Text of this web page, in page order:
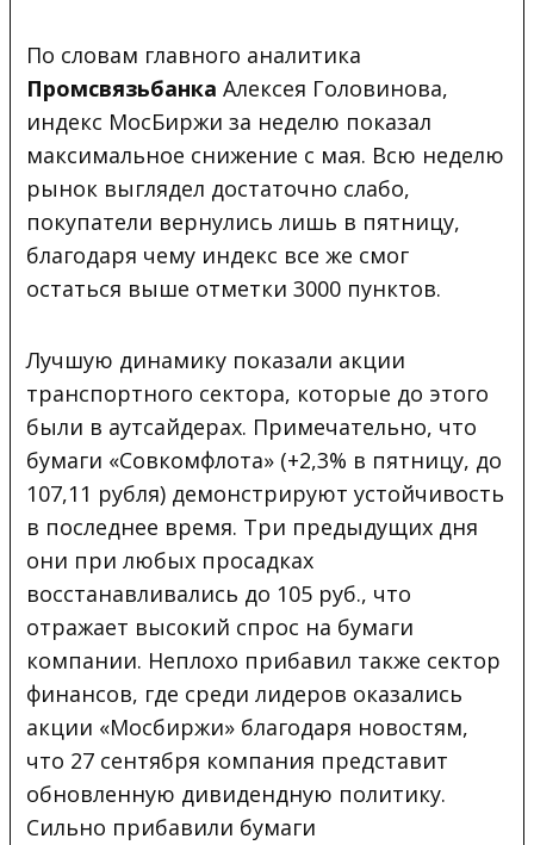
По словам главного аналитика
Промсвязьбанка Алексея Головинова,
индекс МосБиржи за неделю показал
максимальное снижение с мая. Всю неделю
рынок выглядел достаточно слабо,
покупатели вернулись лишь в пятницу,
благодаря чему индекс все же смог
остаться выше отметки 3000 пунктов.
Лучшую динамику показали акции
транспортного сектора, которые до этого
были в аутсайдерах. Примечательно, что
бумаги «Совкомфлота» (+2,3% в пятницу, до
107,11 рубля) демонстрируют устойчивость
в последнее время. Три предыдущих дня
они при любых просадках
восстанавливались до 105 руб., что
отражает высокий спрос на бумаги
компании. Неплохо прибавил также сектор
финансов, где среди лидеров оказались
акции «Мосбиржи» благодаря новостям,
что 27 сентября компания представит
обновленную дивидендную политику.
Сильно прибавили бумаги